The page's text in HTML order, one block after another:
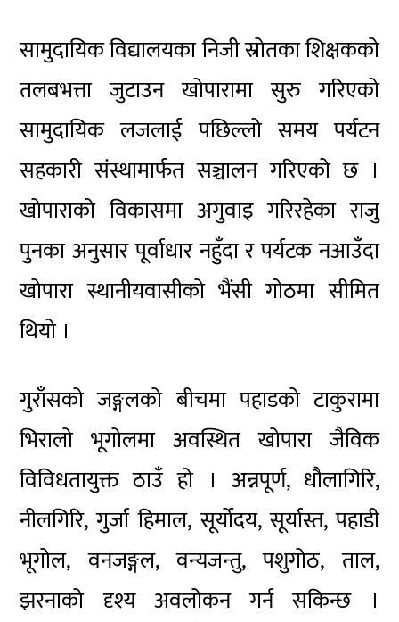
सामुदायिक विद्यालयका निजी स्रोतका शिक्षकको
तलबभत्ता जुटाउन खोपारामा सुरु गरिएको
सामुदायिक लजलाई पछिल्लो समय पर्यटन
सहकारी संस्थामार्फत सञ्चालन गरिएको छ ।
खोपाराको विकासमा अगुवाइ गरिरहेका राजु
पुनका अनुसार पूर्वाधार नहुँदा र पर्यटक नआउँदा
खोपारा स्थानीयवासीको भैंसी गोठमा सीमित
थियो ।
गुराँसको जङ्गलको बीचमा पहाडको टाकुरामा
भिरालो भूगोलमा अवस्थित खोपारा जैविक
विविधतायुक्त ठाउँ हो । अन्नपूर्ण, धौलागिरि,
नीलगिरि, गुर्जा हिमाल, सूर्योदय, सूर्यास्त, पहाडी
भूगोल, वनजङ्गल, वन्यजन्तु, पशुगोठ, ताल,
झरनाको दृश्य अवलोकन गर्न सकिन्छ ।